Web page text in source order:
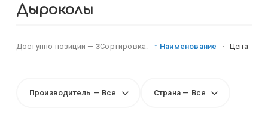
Дыроколы
Доступно позиций — 3Сортировка: ↑ Наименование · Цена
Производитель — Все Страна — Все